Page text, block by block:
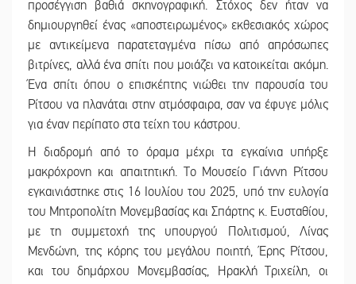
προσέγγιση βαθιά σκηνογραφική. Στόχος δεν ήταν να
δημιουργηθεί ένας «αποστειρωμένος» εκθεσιακός χώρος
με αντικείμενα παρατεταγμένα πίσω από απρόσωπες
βιτρίνες, αλλά ένα σπίτι που μοιάζει να κατοικείται ακόμη.
Ένα σπίτι όπου ο επισκέπτης νιώθει την παρουσία του
Ρίτσου να πλανάται στην ατμόσφαιρα, σαν να έφυγε μόλις
για έναν περίπατο στα τείχη του κάστρου.
Η διαδρομή από το όραμα μέχρι τα εγκαίνια υπήρξε
μακρόχρονη και απαιτητική. Το Μουσείο Γιάννη Ρίτσου
εγκαινιάστηκε στις 16 Ιουλίου του 2025, υπό την ευλογία
του Μητροπολίτη Μονεμβασίας και Σπάρτης κ. Ευσταθίου,
με τη συμμετοχή της υπουργού Πολιτισμού, Λίνας
Μενδώνη, της κόρης του μεγάλου ποιητή, Έρης Ρίτσου,
και του δημάρχου Μονεμβασίας, Ηρακλή Τριχείλη, οι